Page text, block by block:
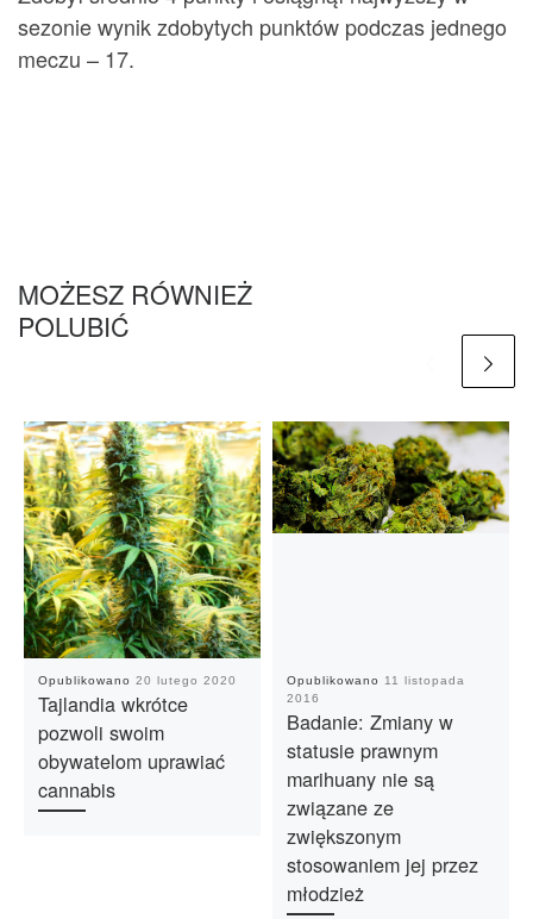
sezonie wynik zdobytych punktów podczas jednego
meczu – 17.
MOŻESZ RÓWNIEŻ
POLUBIĆ
Opublikowano 20 lutego 2020
Tajlandia wkrótce
pozwoli swoim
obywatelom uprawiać
cannabis
Opublikowano
11 listopada
2016
Badanie: Zmiany w
statusie prawnym
marihuany nie są
związane ze
zwiększonym
stosowaniem jej przez
młodzież